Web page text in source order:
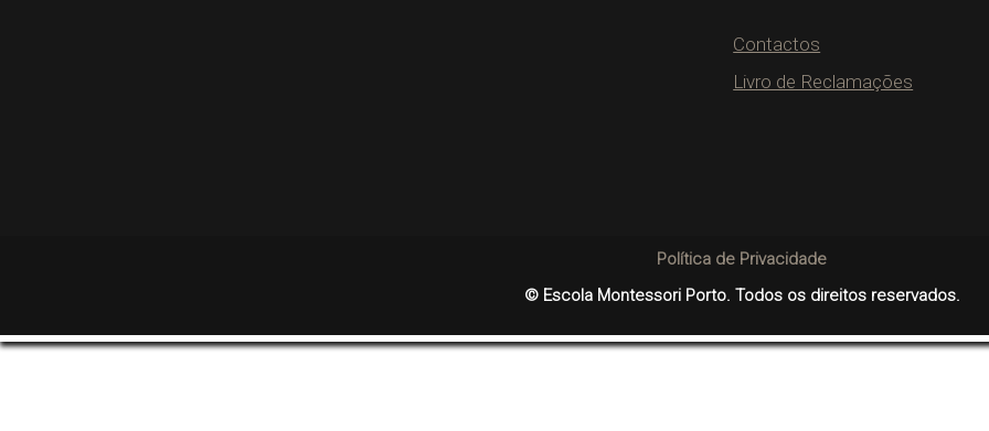
Contactos
Livro de Reclamações
Política de Privacidade
© Escola Montessori Porto. Todos os direitos reservados.